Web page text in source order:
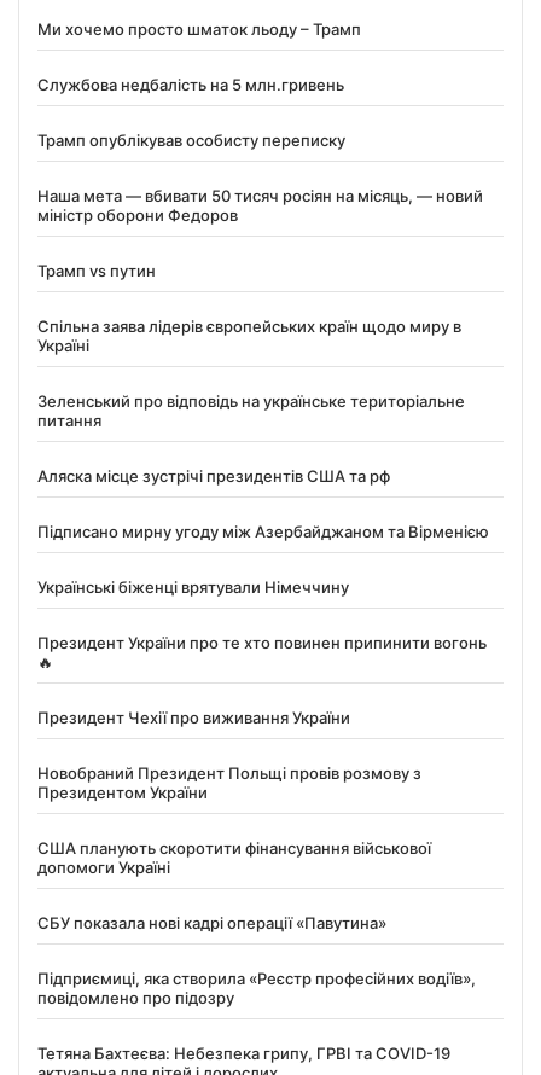
Ми хочемо просто шматок льоду – Трамп
Службова недбалість на 5 млн.гривень
Трамп опублікував особисту переписку
Наша мета — вбивати 50 тисяч росіян на місяць, — новий
міністр оборони Федоров
Трамп vs путин
Спільна заява лідерів європейських країн щодо миру в
Україні
Зеленський про відповідь на українське територіальне
питання
Аляска місце зустрічі президентів США та рф
Підписано мирну угоду між Азербайджаном та Вірменією
Українські біженці врятували Німеччину
Президент України про те хто повинен припинити вогонь
🔥
Президент Чехії про виживання України
Новобраний Президент Польщі провів розмову з
Президентом України
США планують скоротити фінансування військової
допомоги Україні
СБУ показала нові кадрі операції «Павутина»
Підприємиці, яка створила «Реєстр професійних водіїв»,
повідомлено про підозру
Тетяна Бахтеєва: Небезпека грипу, ГРВІ та COVID-19